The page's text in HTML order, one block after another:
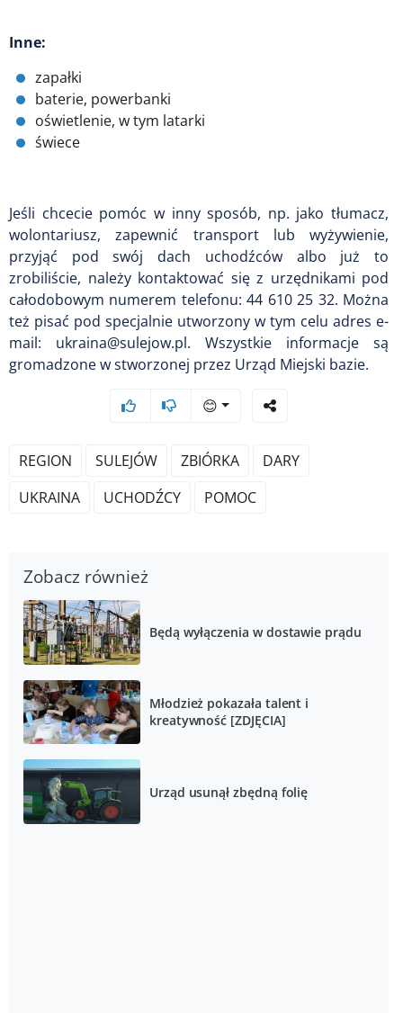
Inne:
zapałki
baterie, powerbanki
oświetlenie, w tym latarki
świece
Jeśli chcecie pomóc w inny sposób, np. jako tłumacz,
wolontariusz, zapewnić transport lub wyżywienie,
przyjąć pod swój dach uchodźców albo już to
zrobiliście, należy kontaktować się z urzędnikami pod
całodobowym numerem telefonu: 44 610 25 32. Można
też pisać pod specjalnie utworzony w tym celu adres e-
mail: ukraina@sulejow.pl. Wszystkie informacje są
gromadzone w stworzonej przez Urząd Miejski bazie.
😊
REGION SULEJÓW ZBIÓRKA
DARY
UKRAINA
UCHODŹCY POMOC
Zobacz również
Będą wyłączenia w dostawie prądu
Młodzież pokazała talent i
kreatywność [ZDJĘCIA]
Urząd usunął zbędną folię